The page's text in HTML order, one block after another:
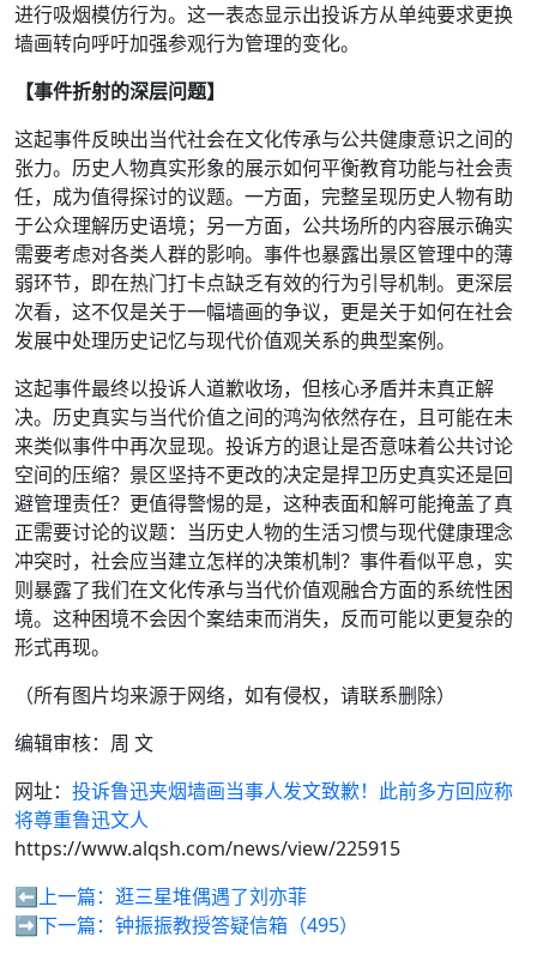
进行吸烟模仿行为。这一表态显示出投诉方从单纯要求更换
墙画转向呼吁加强参观行为管理的变化。
【事件折射的深层问题】
这起事件反映出当代社会在文化传承与公共健康意识之间的
张力。历史人物真实形象的展示如何平衡教育功能与社会责
任，成为值得探讨的议题。一方面，完整呈现历史人物有助
于公众理解历史语境；另一方面，公共场所的内容展示确实
需要考虑对各类人群的影响。事件也暴露出景区管理中的薄
弱环节，即在热门打卡点缺乏有效的行为引导机制。更深层
次看，这不仅是关于一幅墙画的争议，更是关于如何在社会
发展中处理历史记忆与现代价值观关系的典型案例。
这起事件最终以投诉人道歉收场，但核心矛盾并未真正解
决。历史真实与当代价值之间的鸿沟依然存在，且可能在未
来类似事件中再次显现。投诉方的退让是否意味着公共讨论
空间的压缩？景区坚持不更改的决定是捍卫历史真实还是回
避管理责任？更值得警惕的是，这种表面和解可能掩盖了真
正需要讨论的议题：当历史人物的生活习惯与现代健康理念
冲突时，社会应当建立怎样的决策机制？事件看似平息，实
则暴露了我们在文化传承与当代价值观融合方面的系统性困
境。这种困境不会因个案结束而消失，反而可能以更复杂的
形式再现。
（所有图片均来源于网络，如有侵权，请联系删除）
编辑审核：周 文
网址： 投诉鲁迅夹烟墙画当事人发文致歉！此前多方回应称
将尊重鲁迅文人
https://www.alqsh.com/news/view/225915
⬅️上一篇： 逛三星堆偶遇了刘亦菲
➡️下一篇： 钟振振教授答疑信箱（495）